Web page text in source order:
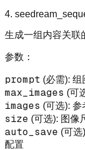
4.
生成一组内容关联
参数：
prompt (必需): 组
max_images (可
images (可选): 参
size (可选): 图像
auto_save (可
配置